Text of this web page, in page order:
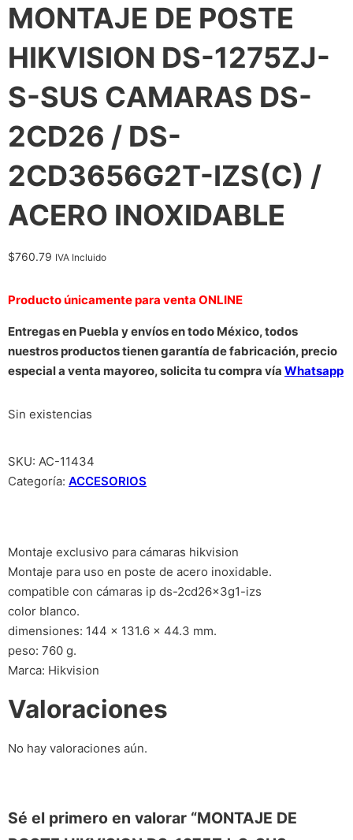
MONTAJE DE POSTE
HIKVISION DS-1275ZJ-
S-SUS CAMARAS DS-
2CD26 / DS-
2CD3656G2T-IZS(C) /
ACERO INOXIDABLE
$760.79 IVA Incluido
Producto únicamente para venta ONLINE
Entregas en Puebla y envíos en todo México, todos
nuestros productos tienen garantía de fabricación, precio
especial a venta mayoreo, solicita tu compra vía Whatsapp
Sin existencias
SKU: AC-11434
Categoría: ACCESORIOS
Montaje exclusivo para cámaras hikvision
Montaje para uso en poste de acero inoxidable.
compatible con cámaras ip ds-2cd26x3g1-izs
color blanco.
dimensiones: 144 x 131.6 x 44.3 mm.
peso: 760 g.
Marca: Hikvision
Valoraciones
No hay valoraciones aún.
Sé el primero en valorar “MONTAJE DE